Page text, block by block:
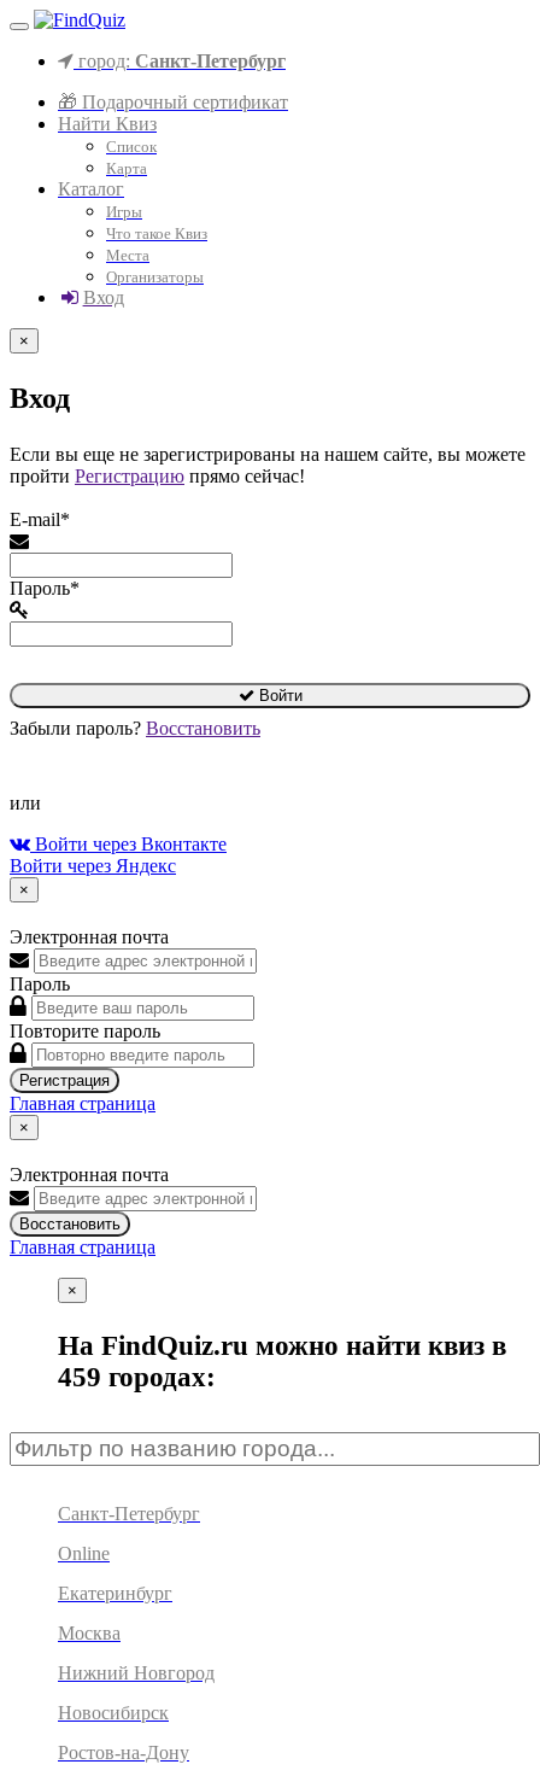
город: Санкт-Петербург
🎁 Подарочный сертификат
Найти Квиз
Список
Карта
Каталог
Игры
Что такое Квиз
Места
Организаторы
Вход
×
Вход
Если вы еще не зарегистрированы на нашем сайте, вы можете
пройти Регистрацию прямо сейчас!
E-mail*
Пароль*
Войти
Забыли пароль? Восстановить
или
Войти через Вконтакте
Войти через Яндекс
×
Электронная почта
Пароль
Повторите пароль
Регистрация
Главная страница
×
Электронная почта
Восстановить
Главная страница
×
На FindQuiz.ru можно найти квиз в
459 городах:
Санкт-Петербург
Online
Екатеринбург
Москва
Нижний Новгород
Новосибирск
Ростов-на-Дону